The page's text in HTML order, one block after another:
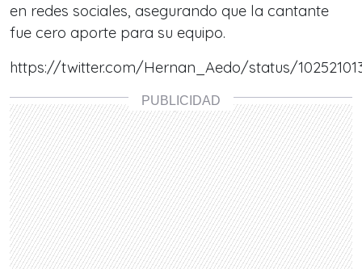
en redes sociales, asegurando que la cantante
fue cero aporte para su equipo.
https://twitter.com/Hernan_Aedo/status/